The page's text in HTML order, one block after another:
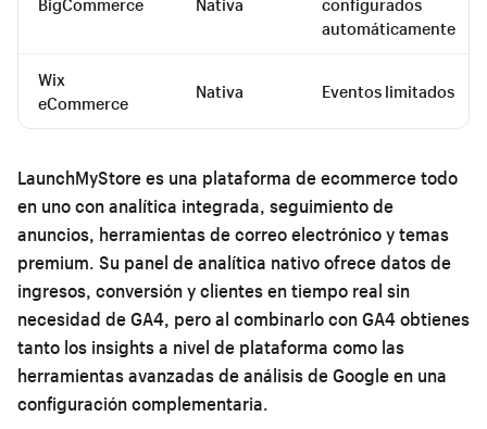
automáticamente
Wix
eCommerce
Nativa Eventos limitados
LaunchMyStore es una plataforma de ecommerce todo
en uno con analítica integrada, seguimiento de
anuncios, herramientas de correo electrónico y temas
premium. Su panel de analítica nativo ofrece datos de
ingresos, conversión y clientes en tiempo real sin
necesidad de GA4, pero al combinarlo con GA4 obtienes
tanto los insights a nivel de plataforma como las
herramientas avanzadas de análisis de Google en una
configuración complementaria.